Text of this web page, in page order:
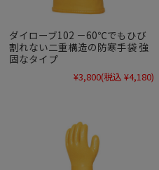
ダイローブ102 －60℃でもひび
割れない二重構造の防寒手袋 強
固なタイプ
¥3,800(税込 ¥4,180)